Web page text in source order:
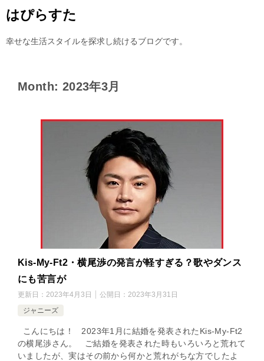
はぴらすた
幸せな生活スタイルを探求し続けるブログです。
Month: 2023年3月
Kis-My-Ft2・横尾渉の発言が軽すぎる？歌やダンス
にも苦言が
更新日： 2023年4月3日 公開日： 2023年3月31日
ジャニーズ
こんにちは！ 2023年1月に結婚を発表されたKis-My-Ft2
の横尾渉さん。 ご結婚を発表された時もいろいろと荒れて
いましたが、実はその前から何かと荒れがちな方でしたよ